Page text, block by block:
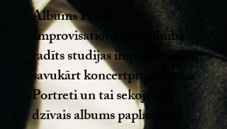
Albums Piano
Improvisations tika pilnībā
radīts studijas improvizācijās,
savukārt koncertprogramma
Portreti un tai sekojošais
dzīvais albums paplašināja